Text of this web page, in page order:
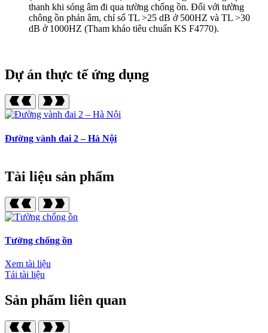
thanh khi sóng âm đi qua tường chống ồn. Đối với tường
chông ồn phản âm, chỉ số TL >25 dB ở 500HZ và TL >30
dB ở 1000HZ (Tham khảo tiêu chuẩn KS F4770).
Dự án thực tế ứng dụng
Đường vành đai 2 – Hà Nội
Tài liệu sản phẩm
Tường chống ồn
Xem tài liệu
Tải tài liệu
Sản phẩm liên quan